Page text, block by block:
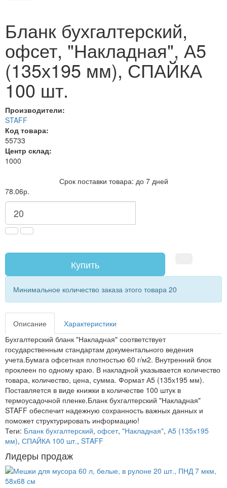
Бланк бухгалтерский,
офсет, "Накладная", А5
(135х195 мм), СПАЙКА
100 шт.
Производители:
STAFF
Код товара:
55733
Центр склад:
1000
Срок поставки товара: до 7 дней
78.06р.
Купить
Минимальное количество заказа этого товара 20
Описание
Характеристики
Бухгалтерский бланк "Накладная" соответствует
государственным стандартам документального ведения
учета.Бумага офсетная плотностью 60 г/м2. Внутренний блок
проклеен по одному краю. В накладной указывается количество
товара, количество, цена, сумма. Формат А5 (135х195 мм).
Поставляется в виде книжки в количестве 100 штук в
термоусадочной пленке.Бланк бухгалтерский "Накладная"
STAFF обеспечит надежную сохранность важных данных и
поможет структурировать информацию!
Теги: Бланк бухгалтерский, офсет, "Накладная", А5 (135х195
мм), СПАЙКА 100 шт., STAFF
Лидеры продаж